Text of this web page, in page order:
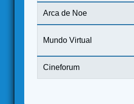
Arca de Noe
Mundo Virtual
Cineforum